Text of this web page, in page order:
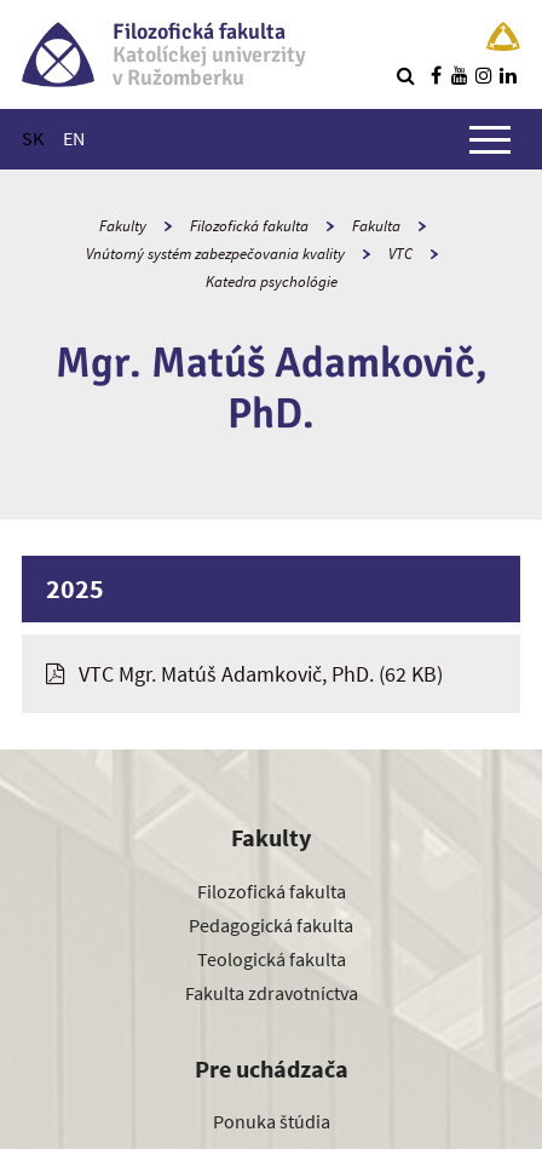
Filozofická fakulta
Katolíckej univerzity
v Ružomberku
SK EN
Hlavné menu
Fakulty Filozofická fakulta
Fakulta
Vnútorný systém zabezpečovania kvality
VTC
Katedra psychológie
Mgr. Matúš Adamkovič,
PhD.
2025
VTC Mgr. Matúš Adamkovič, PhD. (62 KB)
Fakulty
Filozofická fakulta
Pedagogická fakulta
Teologická fakulta
Fakulta zdravotníctva
Pre uchádzača
Ponuka štúdia